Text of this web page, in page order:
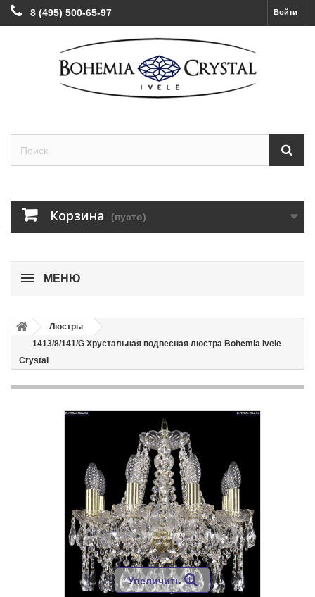
Войти
8 (495) 500-65-97
Корзина (пусто)
МЕНЮ
Люстры
1413/8/141/G Хрустальная подвесная люстра Bohemia Ivele
Crystal
Увеличить